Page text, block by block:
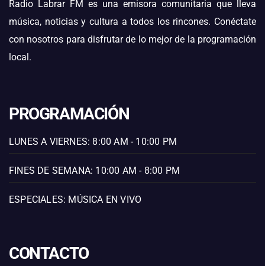
Radio Labrar FM es una emisora comunitaria que lleva
música, noticias y cultura a todos los rincones. Conéctate
con nosotros para disfrutar de lo mejor de la programación
local.
PROGRAMACIÓN
LUNES A VIERNES: 8:00 AM - 10:00 PM
FINES DE SEMANA: 10:00 AM - 8:00 PM
ESPECIALES: MÚSICA EN VIVO
CONTACTO